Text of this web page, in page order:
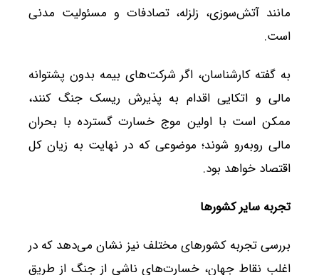
مانند آتش‌سوزی، زلزله، تصادفات و مسئولیت مدنی
است.
به گفته کارشناسان، اگر شرکت‌های بیمه بدون پشتوانه
مالی و اتکایی اقدام به پذیرش ریسک جنگ کنند،
ممکن است با اولین موج خسارت گسترده با بحران
مالی روبه‌رو شوند؛ موضوعی که در نهایت به زیان کل
اقتصاد خواهد بود.
تجربه سایر کشورها
بررسی تجربه کشورهای مختلف نیز نشان می‌دهد که در
اغلب نقاط جهان، خسارت‌های ناشی از جنگ از طریق